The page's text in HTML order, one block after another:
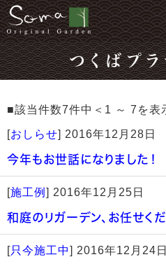
つくばプ
■該当件数7件中＜1 ～ 7を
[おしらせ] 2016年12月28日
今年もお世話になりました！
[施工例 ] 2016年12月25日
和庭のリガーデン、お任せく
[只今施工中] 2016年12月24日